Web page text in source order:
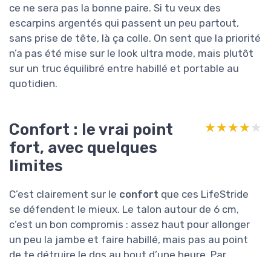
ce ne sera pas la bonne paire. Si tu veux des
escarpins argentés qui passent un peu partout,
sans prise de tête, là ça colle. On sent que la priorité
n’a pas été mise sur le look ultra mode, mais plutôt
sur un truc équilibré entre habillé et portable au
quotidien.
Confort : le vrai point
fort, avec quelques
limites
★★★★★
★★★★★
C’est clairement sur le confort que ces LifeStride
se défendent le mieux. Le talon autour de 6 cm,
c’est un bon compromis : assez haut pour allonger
un peu la jambe et faire habillé, mais pas au point